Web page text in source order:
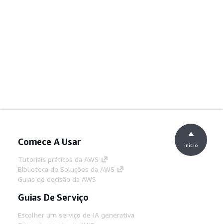
Comece A Usar
Tutoriais práticos da AWS
Biblioteca de Soluções da AWS
Guias de decisão da AWS
Guias De Serviço
Escolher um serviço de IA generativa
início